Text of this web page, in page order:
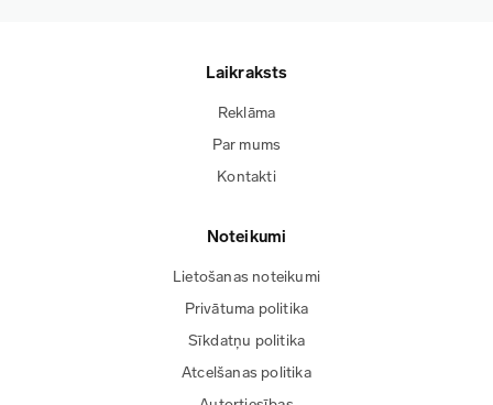
Laikraksts
Reklāma
Par mums
Kontakti
Noteikumi
Lietošanas noteikumi
Privātuma politika
Sīkdatņu politika
Atcelšanas politika